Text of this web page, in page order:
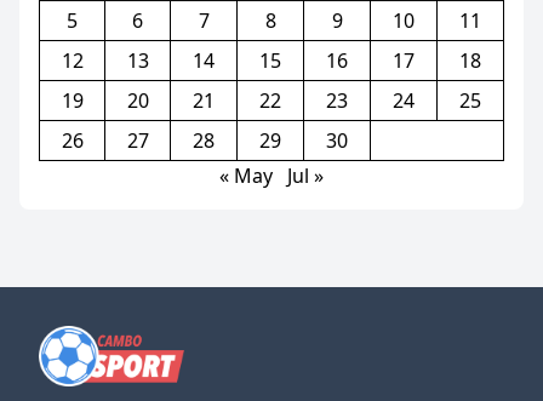
5
6 7 8 9 10
11
12
13 14 15 16 17
18
19
20 21 22 23 24
25
26
27 28 29
30
« May Jul »